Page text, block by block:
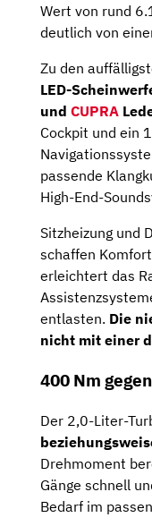
Wert von rund
deutlich von
Zu den
LED-
und CUPRA
Cockpit und ein
passende
High-End-
Sitzheizung und
schaffen
erleichtert das
entlasten. Die
nicht mit einer
400 Nm
Der 2,0-Liter-
Drehmoment
Gänge schnell
Bedarf im